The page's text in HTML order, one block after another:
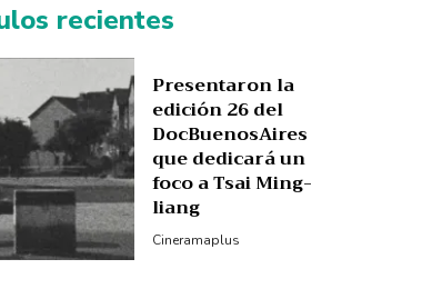
recientes
Presentaron la
edición 26 del
DocBuenosAires
que dedicará un
foco a Tsai Ming-
liang
Cineramaplus